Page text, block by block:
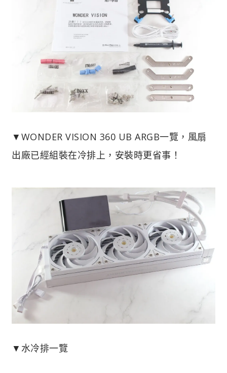
▼WONDER VISION 360 UB ARGB一覽，風扇
出廠已經組裝在冷排上，安裝時更省事！
▼水冷排一覽